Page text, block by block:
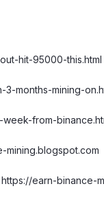
hit-95000-this.html
months-mining-
from-
earn-binance-